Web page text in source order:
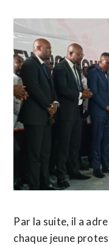
Par la suite, il a
chaque jeune